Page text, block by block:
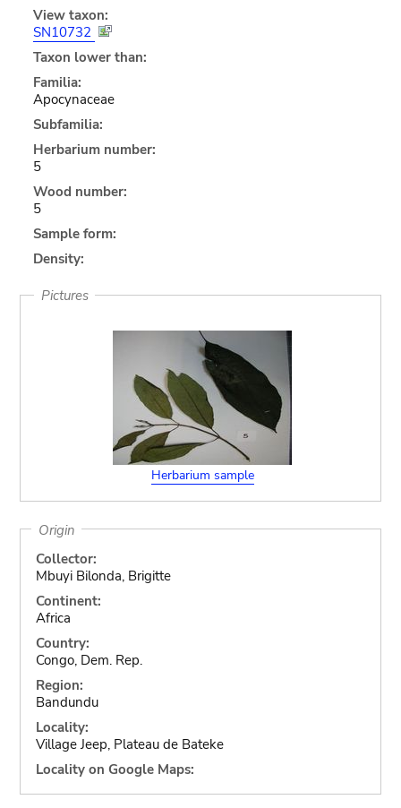
View taxon:
SN10732
Taxon lower than:
Familia:
Apocynaceae
Subfamilia:
Herbarium number:
5
Wood number:
5
Sample form:
Density:
Pictures
Herbarium sample
Origin
Collector:
Mbuyi Bilonda, Brigitte
Continent:
Africa
Country:
Congo, Dem. Rep.
Region:
Bandundu
Locality:
Village Jeep, Plateau de Bateke
Locality on Google Maps: